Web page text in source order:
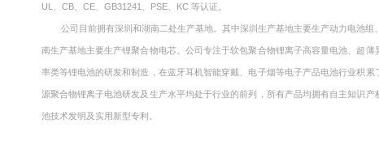
UL、CB、CE、GB31241、PSE、KC 等认证。
公司目前拥有深圳和湖南二处生产基地。其中深圳生产基地主要生产动力电池组
南生产基地主要生产锂聚合物电芯。公司专注于软包聚合物锂离子高容量电池、超薄
率类等锂电池的研发和制造，在蓝牙耳机智能穿戴、电子烟等电子产品电池行业积累
源聚合物锂离子电池研发及生产水平均处于行业的前列，所有产品均拥有自主知识产
池技术发明及实用新型专利。